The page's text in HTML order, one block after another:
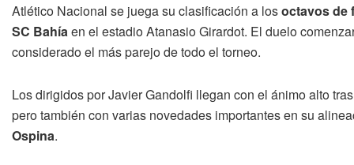
Atlético Nacional se juega su clasificación a losoctavos de
SC Bahíaen el estadio Atanasio Girardot. El duelo
considerado el más parejo de todo el torneo.
Los dirigidos por Javier Gandolfi llegan con el ánimo alto
pero también con varias novedades importantes en su
Ospina.